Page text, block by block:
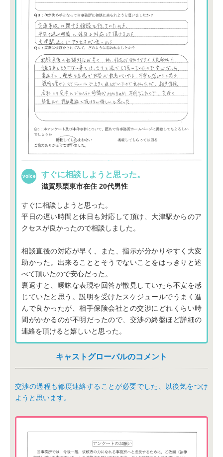
すぐに相談しようと思った。
滋賀県栗東市在住 20代男性
すぐに相談しようと思った。
平日の遅い時間と休日も対応して頂け、大津駅からのア
クセスが良かったので相談しました。
相談直後の対応が早く、また、指示が分かりやすく大変
助かった。出来ることとそうでないことをはっきりと述
べて頂いたので安心だった。
裏返すと、曖昧な表現や回答が散見していたら不安を感
じていたと思う。説明を受けたスケジュールでうまく進
んで良かったが、相手保険会社との交渉にどれくらい時
間がかかるのが不明だったので、交渉の終盤ほど詳細の
連絡を頂けると嬉しいと思った。
キャストグローバルのコメント
交渉の過程も都度連絡することが必要でした、以後気をつけ
ようと思います。